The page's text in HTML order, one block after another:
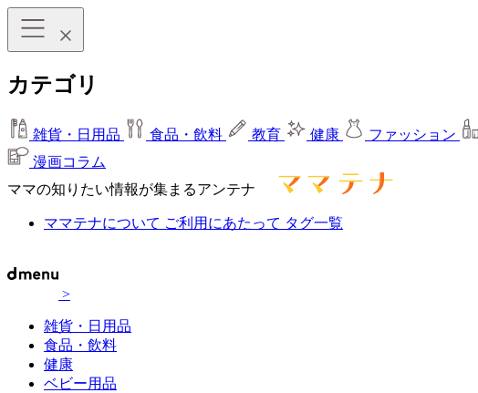
カテゴリ
雑貨・日用品 食品・飲料 教育 健康 ファッション
漫画コラム
ママの知りたい情報が集まるアンテナ
ママテナについて ご利用にあたって タグ一覧
>
雑貨・日用品
食品・飲料
健康
ベビー用品